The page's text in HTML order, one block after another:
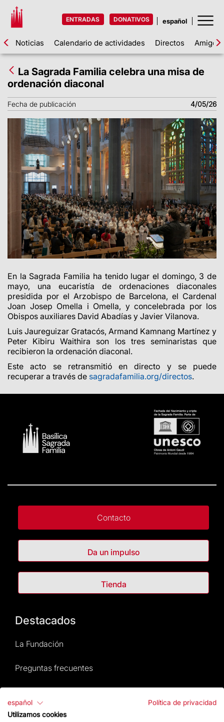
ENTRADAS DONATIVOS
Noticias Calendario de actividades Directos Amigos
La Sagrada Familia celebra una misa de
ordenación diaconal
Fecha de publicación 4/05/26
En la Sagrada Familia ha tenido lugar el domingo, 3 de
mayo, una eucaristía de ordenaciones diaconales
presidida por el Arzobispo de Barcelona, el Cardenal
Joan Josep Omella i Omella, y concelebrada por los
Obispos auxiliares David Abadías y Javier Vilanova.
Luis Jaureguizar Gratacós, Armand Kamnang Martínez y
Peter Kibiru Waithira son los tres seminaristas que
recibieron la ordenación diaconal.
Este acto se retransmitió en directo y se puede
recuperar a través de sagradafamilia.org/directos.
Contacto
Da un impulso
Tienda
Destacados
La Fundación
Preguntas frecuentes
Normativa y condiciones de compra
español
Política de privacidad
Utilizamos cookies